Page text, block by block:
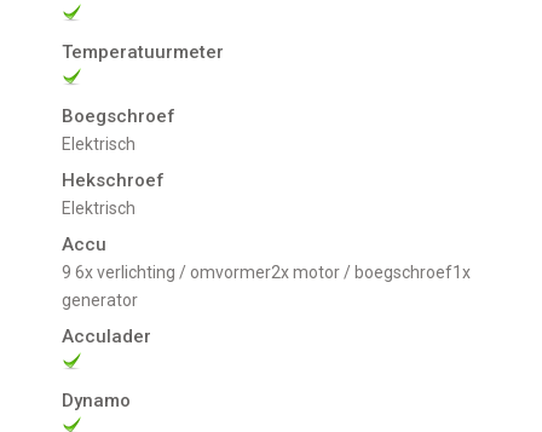
Temperatuurmeter
Boegschroef
Elektrisch
Hekschroef
Elektrisch
Accu
9 6x verlichting / omvormer2x motor / boegschroef1x
generator
Acculader
Dynamo